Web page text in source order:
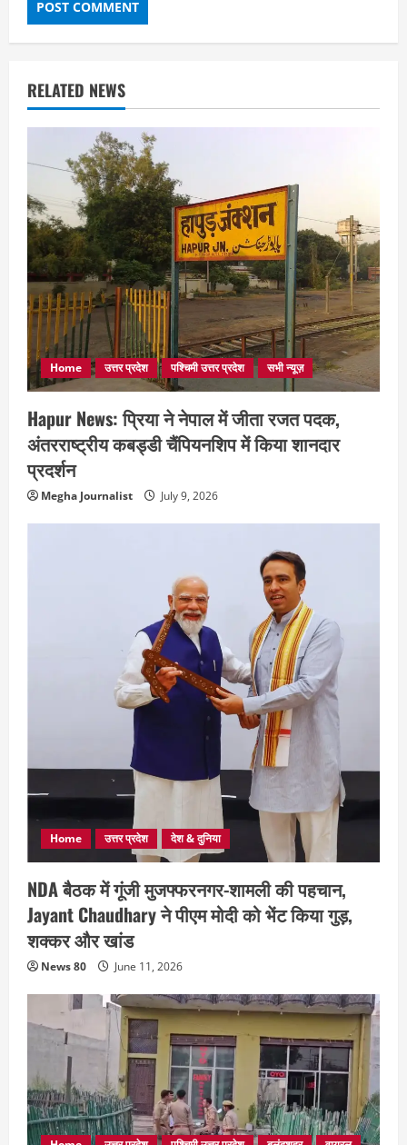
RELATED NEWS
Home उत्तर प्रदेश पश्चिमी उत्तर प्रदेश सभी न्यूज़
Hapur News: प्रिया ने नेपाल में जीता रजत पदक,
अंतरराष्ट्रीय कबड्डी चैंपियनशिप में किया शानदार
प्रदर्शन
Megha Journalist July 9, 2026
Home उत्तर प्रदेश देश & दुनिया
NDA बैठक में गूंजी मुजफ्फरनगर-शामली की पहचान,
Jayant Chaudhary ने पीएम मोदी को भेंट किया गुड़,
शक्कर और खांड
News 80 June 11, 2026